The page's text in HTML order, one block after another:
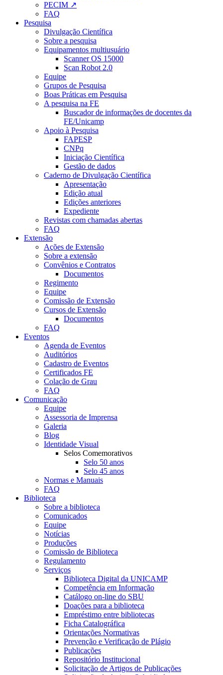
PECIM ↗
FAQ
Pesquisa
Divulgação Científica
Sobre a pesquisa
Equipamentos multiusuário
Scanner OS 15000
Scan Robot 2.0
Equipe
Grupos de Pesquisa
Boas Práticas em Pesquisa
A pesquisa na FE
Buscador de informações de docentes da
FE/Unicamp
Apoio à Pesquisa
FAPESP
CNPq
Iniciação Científica
Gestão de dados
Caderno de Divulgação Científica
Apresentação
Edição atual
Edições anteriores
Expediente
Revistas com chamadas abertas
FAQ
Extensão
Ações de Extensão
Sobre a extensão
Convênios e Contratos
Documentos
Regimento
Equipe
Comissão de Extensão
Cursos de Extensão
Documentos
FAQ
Eventos
Agenda de Eventos
Auditórios
Cadastro de Eventos
Certificados FE
Colação de Grau
FAQ
Comunicação
Equipe
Assessoria de Imprensa
Galeria
Blog
Identidade Visual
Selos Comemorativos
Selo 50 anos
Selo 45 anos
Normas e Manuais
FAQ
Biblioteca
Sobre a biblioteca
Comunicados
Equipe
Notícias
Produções
Comissão de Biblioteca
Regulamento
Serviços
Biblioteca Digital da UNICAMP
Competência em Informação
Catálogo on-line do SBU
Doações para a biblioteca
Empréstimo entre bibliotecas
Ficha Catalográfica
Orientações Normativas
Prevenção e Verificação de Plágio
Publicações
Repositório Institucional
Solicitação de Artigos de Publicações